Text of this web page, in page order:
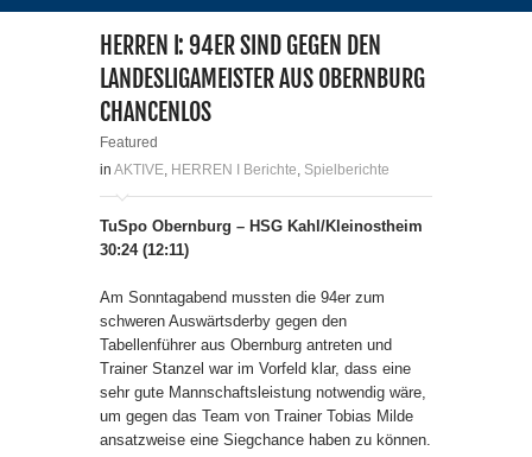
HERREN I: 94ER SIND GEGEN DEN
LANDESLIGAMEISTER AUS OBERNBURG
CHANCENLOS
Featured
in AKTIVE HERREN I Berichte Spielberichte
TuSpo Obernburg – HSG Kahl/Kleinostheim
30:24 (12:11)
Am Sonntagabend mussten die 94er zum
schweren Auswärtsderby gegen den
Tabellenführer aus Obernburg antreten und
Trainer Stanzel war im Vorfeld klar, dass eine
sehr gute Mannschaftsleistung notwendig wäre,
um gegen das Team von Trainer Tobias Milde
ansatzweise eine Siegchance haben zu können.